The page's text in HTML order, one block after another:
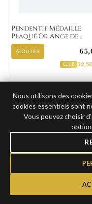
Pendentif Médaille
Plaqué Or Ange de
Raphaël
AJOUTER
CLUB
GRAVURE
Nous utilisons des
cookies essentiels sont
Vous pouvez choisir